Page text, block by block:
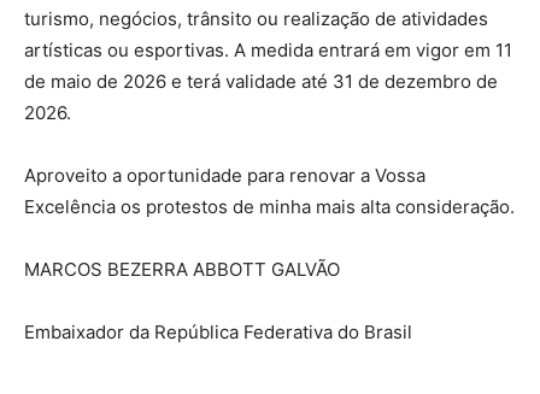
turismo, negócios, trânsito ou realização de atividades
artísticas ou esportivas. A medida entrará em vigor em 11
de maio de 2026 e terá validade até 31 de dezembro de
2026.
Aproveito a oportunidade para renovar a Vossa
Excelência os protestos de minha mais alta consideração.
MARCOS BEZERRA ABBOTT GALVÃO
Embaixador da República Federativa do Brasil